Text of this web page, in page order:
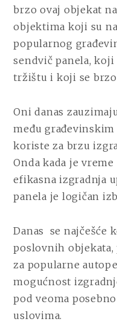
brzo ovaj objekat
objektima koji su
popularnog
sendvič panela,
tržištu i koji se
Oni danas
među
koriste za brzu
Onda kada je
efikasna izgradnja
panela je logičan
Danas se najčešće
poslovnih objekata,
za popularne
mogućnost
pod veoma
uslovima.